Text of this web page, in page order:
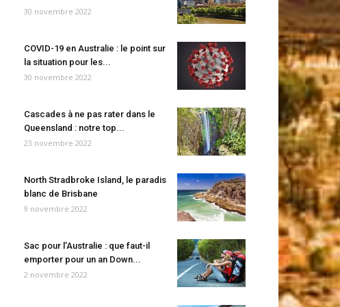
30 novembre 2022
COVID-19 en Australie : le point sur
la situation pour les...
30 novembre 2022
Cascades à ne pas rater dans le
Queensland : notre top...
23 novembre 2022
North Stradbroke Island, le paradis
blanc de Brisbane
9 novembre 2022
Sac pour l’Australie : que faut-il
emporter pour un an Down...
2 novembre 2022